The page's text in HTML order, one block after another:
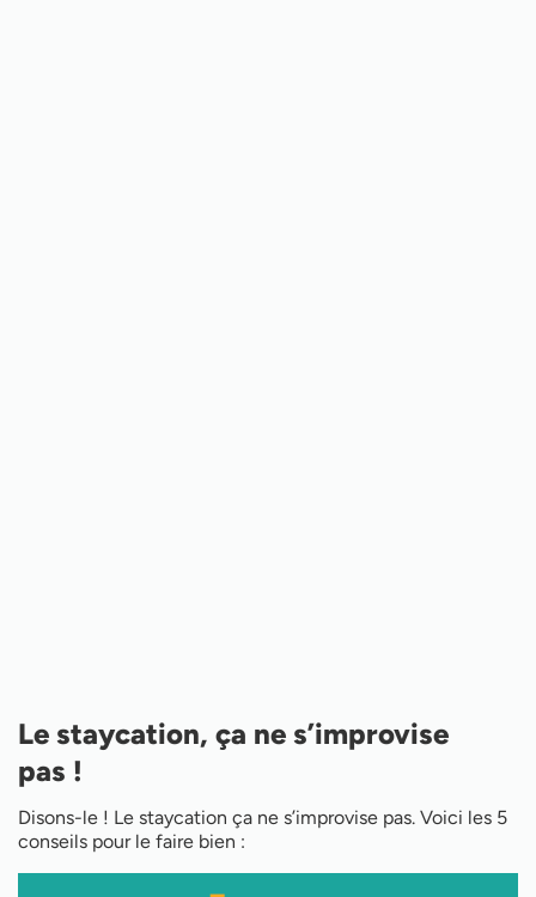
Le staycation, ça ne s’improvise
pas !
Disons-le ! Le staycation ça ne s’improvise pas. Voici les 5
conseils pour le faire bien :